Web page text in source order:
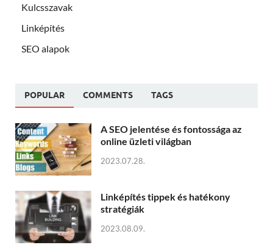
Kulcsszavak
Linképítés
SEO alapok
POPULAR COMMENTS TAGS
A SEO jelentése és fontossága az
online üzleti világban
2023.07.28.
Linképítés tippek és hatékony
stratégiák
2023.08.09.